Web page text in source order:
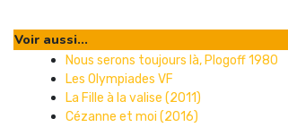
Voir aussi...
Nous serons toujours là, Plogoff 1980
Les Olympiades VF
La Fille à la valise (2011)
Cézanne et moi (2016)